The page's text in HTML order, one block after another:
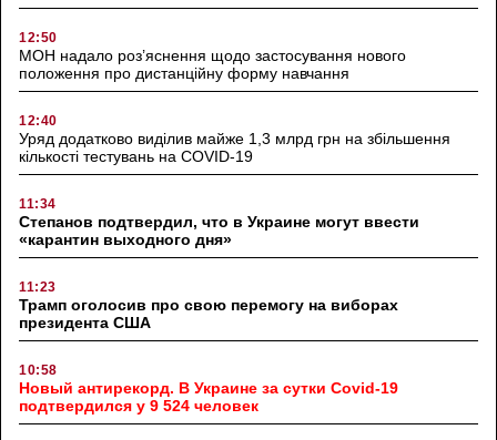
12:50
МОН надало роз’яснення щодо застосування нового
положення про дистанційну форму навчання
12:40
Уряд додатково виділив майже 1,3 млрд грн на збільшення
кількості тестувань на COVID-19
11:34
Степанов подтвердил, что в Украине могут ввести
«карантин выходного дня»
11:23
Трамп оголосив про свою перемогу на виборах
президента США
10:58
Новый антирекорд. В Украине за сутки Covid-19
подтвердился у 9 524 человек